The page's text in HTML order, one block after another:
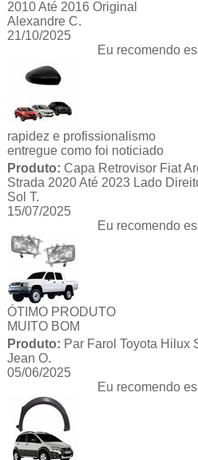
2010 Até 2016 Original
Alexandre C.
21/10/2025
Eu recomendo
rapidez e profissionalismo
entregue como foi noticiado
Produto: Capa Retrovisor Fiat
Strada 2020 Até 2023 Lado
Sol T.
15/07/2025
Eu recomendo
ÓTIMO PRODUTO
MUITO BOM
Produto: Par Farol Toyota Hilux
Jean O.
05/06/2025
Eu recomendo